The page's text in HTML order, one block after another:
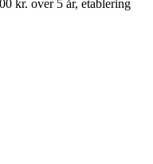
kr. over 5 år, etablering